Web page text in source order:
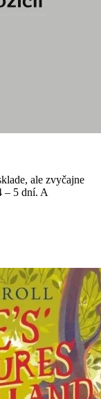
ale zvyčajne
– 5 dní. A